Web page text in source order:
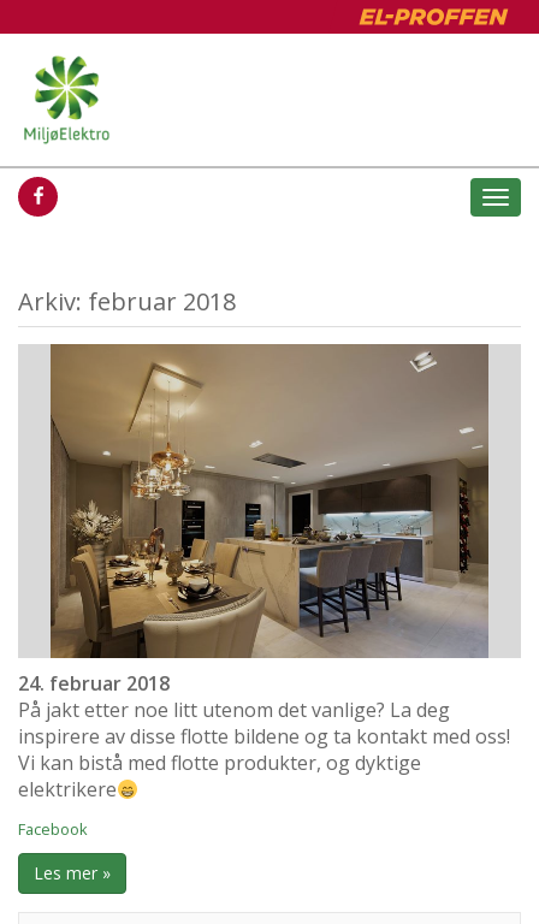
Arkiv: februar 2018
24. februar 2018
På jakt etter noe litt utenom det vanlige? La deg
inspirere av disse flotte bildene og ta kontakt med oss!
Vi kan bistå med flotte produkter, og dyktige
elektrikere
Facebook
Les mer »